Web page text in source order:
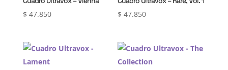
$ 47.850 $ 47.850